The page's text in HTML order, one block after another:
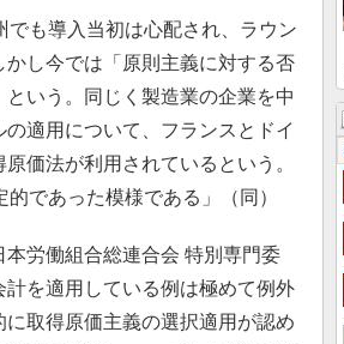
も導入当初は心配され、ラウン
し今では「原則主義に対する否
いう。同じく製造業の企業を中
適用について、フランスとドイ
価法が利用されているという。
であった模様である」（同）
労働組合総連合会 特別専門委
を適用している例は極めて例外
取得原価主義の選択適用が認め